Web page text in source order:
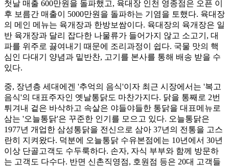
첫날 매출 600만원을 돌파했고, 육대장 인천 영종점은 오픈 이
후 보름간 매출이 5000만원을 돌파하는 기염을 토했다. 육대장
의 메인 메뉴는 육개장과 한방보쌈이다. 육대장의 육개장은 일
반 육개장과 달리 잡다한 나물류가 들어가지 않고 소고기, 대
파를 위주로 끓여내기 때문에 조리과정이 쉽다. 국물 맛의 핵
심인 다대기 양념과 밑반찬, 고기를 본사를 통해 배송 받을 수
있다.
중, 장년층 세대에겐 '추억의 음식'이자 최근 시장에서는 '복고
음식'의 대표주자인 옛날통닭도 마찬가지다. 닭을 통째로 2번
튀겨내 겉은 바삭하고 속살은 야들야들한 통닭을 대표메뉴로
삼는 '오늘통닭'은 꾸준한 인기를 모으고 있다. 오늘통닭은
1977년 개업한 삼성통닭을 전신으로 삼아 37년의 전통을 고스
란히 지켜왔다. 덕분에 오늘통닭 수유본점에는 10년에서 30년
이상 단골고객도 수두룩하다. 손자, 자식 부부와 함께 방문하
는 고객도 다수다. 반면 신촌직영점, 호원점 등은 20대 고객들